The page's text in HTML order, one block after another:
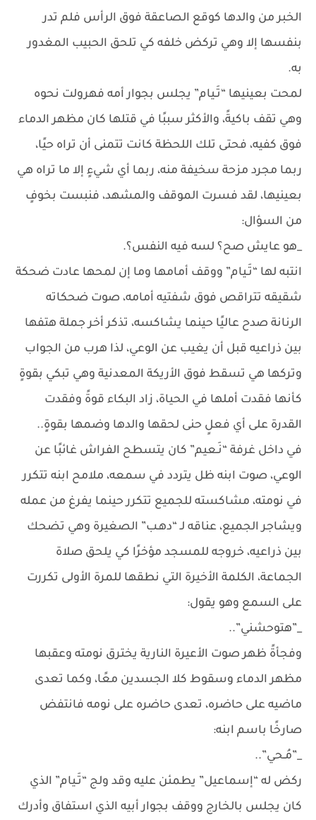
الخبر من والدها كوقع الصاعقة فوق الرأس فلم تدر
بنفسها إلا وهي تركض خلفه كي تلحق الحبيب المغدور
به.
لمحت بعينيها “تَـيام” يجلس بجوار أمه فهرولت نحوه
وهي تقف باكيةً، والأكثر سببًا في قتلها كان مظهر الدماء
فوق كفيه، فحتى تلك اللحظة كانت تتمنى أن تراه حيًا،
ربما مجرد مزحة سخيفة منه، ربما أي شيءٍ إلا ما تراه هي
بعينيها، لقد فسرت الموقف والمشهد، فنبست بخوفٍ
من السؤال:
_هو عايش صح؟ لسه فيه النفس؟.
انتبه لها “تَـيام” ووقف أمامها وما إن لمحها عادت ضحكة
شقيقه تتراقص فوق شفتيه أمامه، صوت ضحكاته
الرنانة صدح عاليًا حينما يشاكسه، تذكر أخر جملة هتفها
بين ذراعيه قبل أن يغيب عن الوعي، لذا هرب من الجواب
وتركها هي تسقط فوق الأريكة المعدنية وهي تبكي بقوةٍ
كأنها فقدت أملها في الحياة، زاد البكاء قوةً وفقدت
القدرة على أي فعلٍ حنى لحقها والدها وضمها بقوةٍ..
في داخل غرفة “نَـعيم” كان يتسطح الفراش غائبًا عن
الوعي، صوت ابنه ظل يتردد في سمعه، ملامح ابنه تتكرر
في نومته، مشاكسته للجميع تتكرر حينما يفرغ من عمله
ويشاجر الجميع، عناقه لـ “دهـب” الصغيرة وهي تضحك
بين ذراعيه، خروجه للمسجد مؤخرًا كي يلحق صلاة
الجماعة، الكلمة الأخيرة التي نطقها للمرة الأولى تكررت
على السمع وهو يقول:
_”هتوحشني”..
وفجأةً ظهر صوت الأعيرة النارية يخترق نومته وعقبها
مظهر الدماء وسقوط كلا الجسدين معًا، وكما تعدى
ماضيه على حاضره، تعدى حاضره على نومه فانتفض
صارخًا باسم ابنه:
_”مُـحي”..
ركض له “إسماعيل” يطمئن عليه وقد ولج “تَـيام” الذي
كان يجلس بالخارج ووقف بجوار أبيه الذي استفاق وأدرك